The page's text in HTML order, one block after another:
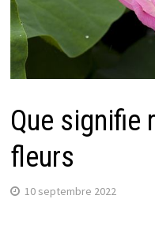
Que signifie
fleurs
10 septembre 2022